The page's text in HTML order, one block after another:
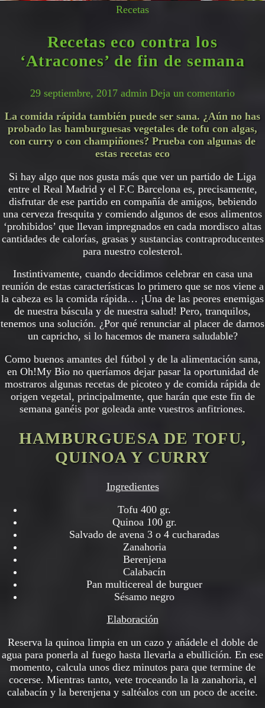
Recetas
Recetas eco contra los
‘Atracones’ de fin de semana
29 septiembre, 2017 admin Deja un comentario
La comida rápida también puede ser sana. ¿Aún no has
probado las hamburguesas vegetales de tofu con algas,
con curry o con champiñones? Prueba con algunas de
estas recetas eco
Si hay algo que nos gusta más que ver un partido de Liga
entre el Real Madrid y el F.C Barcelona es, precisamente,
disfrutar de ese partido en compañía de amigos, bebiendo
una cerveza fresquita y comiendo algunos de esos alimentos
‘prohibidos’ que llevan impregnados en cada mordisco altas
cantidades de calorías, grasas y sustancias contraproducentes
para nuestro colesterol.
Instintivamente, cuando decidimos celebrar en casa una
reunión de estas características lo primero que se nos viene a
la cabeza es la comida rápida… ¡Una de las peores enemigas
de nuestra báscula y de nuestra salud! Pero, tranquilos,
tenemos una solución. ¿Por qué renunciar al placer de darnos
un capricho, si lo hacemos de manera saludable?
Como buenos amantes del fútbol y de la alimentación sana,
en Oh!My Bio no queríamos dejar pasar la oportunidad de
mostraros algunas recetas de picoteo y de comida rápida de
origen vegetal, principalmente, que harán que este fin de
semana ganéis por goleada ante vuestros anfitriones.
HAMBURGUESA DE TOFU,
QUINOA Y CURRY
Ingredientes
Tofu 400 gr.
Quinoa 100 gr.
Salvado de avena 3 o 4 cucharadas
Zanahoria
Berenjena
Calabacín
Pan multicereal de burguer
Sésamo negro
Elaboración
Reserva la quinoa limpia en un cazo y añádele el doble de
agua para ponerla al fuego hasta llevarla a ebullición. En ese
momento, calcula unos diez minutos para que termine de
cocerse. Mientras tanto, vete troceando la la zanahoria, el
calabacín y la berenjena y saltéalos con un poco de aceite.